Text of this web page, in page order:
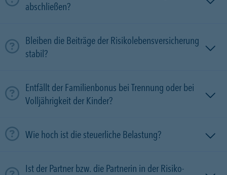
abschließen?
Bleiben die Beiträge der Risikolebensversicherung
stabil?
Entfällt der Familienbonus bei Trennung oder bei
Volljährigkeit der Kinder?
Wie hoch ist die steuerliche Belastung?
Ist der Partner bzw. die Partnerin in der Risiko­